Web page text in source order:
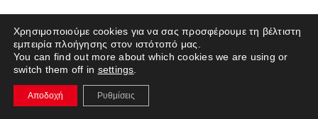
SITE MAP
ΕΚΘΕΤΕΣ
Χρησιμοποιούμε cookies για να σας προσφέρουμε τη βέλτιστη
εμπειρία πλοήγησης στον ιστότοπό μας.
You can find out more about which cookies we are using or
switch them off in settings
Αποδοχή Ρυθμίσεις